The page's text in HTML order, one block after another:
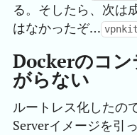
る。そしたら、次は
はなかったぞ… vpnkit
Dockerのコ
がらない
ルートレス化したの
Serverイメージを引